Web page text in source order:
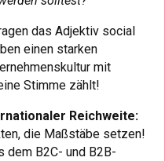
das Adjektiv social
einen starken
mit
Stimme zählt!
Reichweite:
die Maßstäbe setzen!
dem B2C- und B2B-